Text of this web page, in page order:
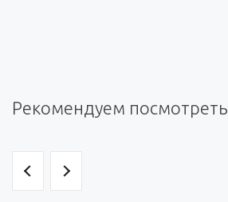
Рекомендуем посмотреть